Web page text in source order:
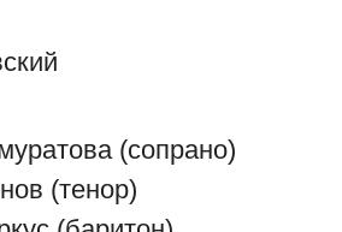
(сопрано)
(тенор)